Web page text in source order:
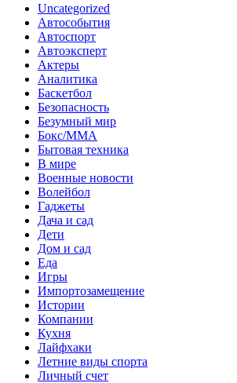
Uncategorized
Автособытия
Автоспорт
Автоэксперт
Актеры
Аналитика
Баскетбол
Безопасность
Безумный мир
Бокс/MMA
Бытовая техника
В мире
Военные новости
Волейбол
Гаджеты
Дача и сад
Дети
Дом и сад
Еда
Игры
Импортозамещение
Истории
Компании
Кухня
Лайфхаки
Летние виды спорта
Личный счет